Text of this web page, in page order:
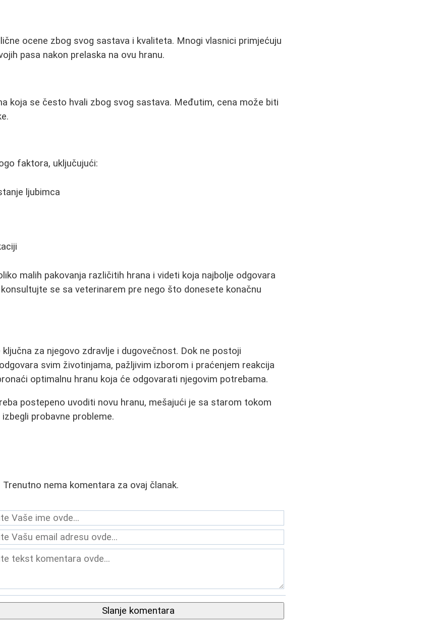
ocene zbog svog sastava i kvaliteta. Mnogi vlasnici primjećuju
pasa nakon prelaska na ovu hranu.
koja se često hvali zbog svog sastava. Međutim, cena može biti
faktora, uključujući:
ljubimca
malih pakovanja različitih hrana i videti koja najbolje odgovara
se sa veterinarem pre nego što donesete konačnu
ključna za njegovo zdravlje i dugovečnost. Dok ne postoji
svim životinjama, pažljivim izborom i praćenjem reakcija
optimalnu hranu koja će odgovarati njegovim potrebama.
postepeno uvoditi novu hranu, mešajući je sa starom tokom
probavne probleme.
Trenutno nema komentara za ovaj članak.
Slanje komentara